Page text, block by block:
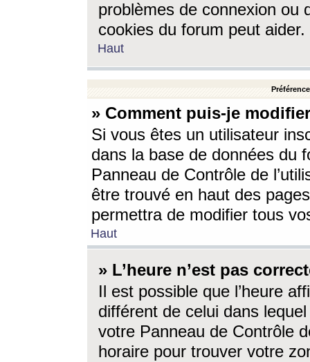
problèmes de connexion ou
cookies du forum peut aider.
Haut
» Comment puis-je
Si vous êtes un utilisateur
dans la base de données du
Panneau de Contrôle de
être trouvé en haut des
permettra de modifier tous
Haut
» L’heure n’est pas
Il est possible que l’heure
différent de celui dans
votre Panneau de Contrôle
horaire pour trouver votre